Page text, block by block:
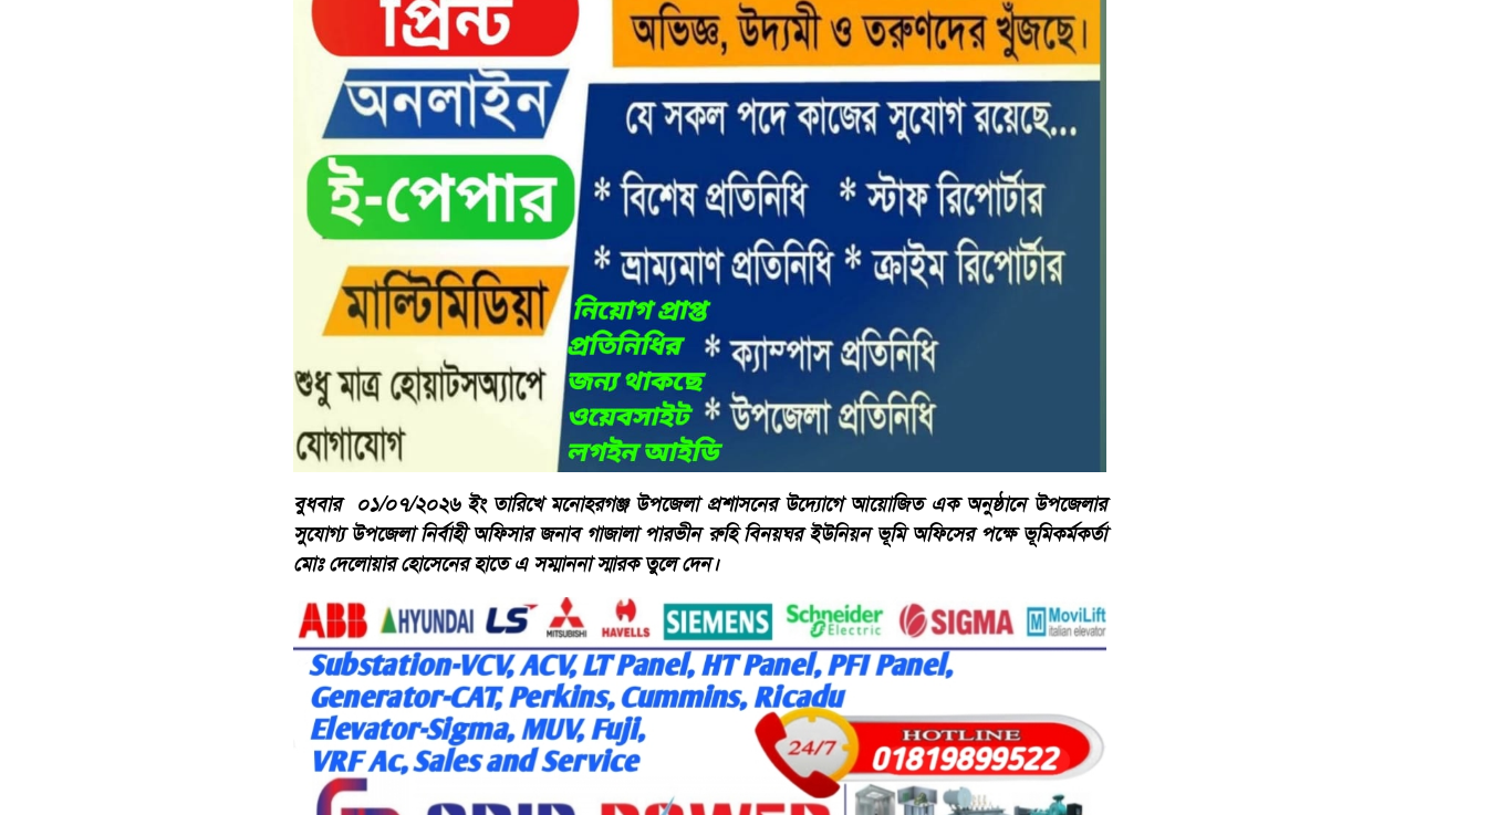
বুধবার ০১/০৭/২০২৬ ইং তারিখে মনোহরগঞ্জ উপজেলা প্রশাসনের উদ্যোগে আয়োজিত এক অনুষ্ঠানে উপজেলার
সুযোগ্য উপজেলা নির্বাহী অফিসার জনাব গাজালা পারভীন রুহি বিনয়ঘর ইউনিয়ন ভূমি অফিসের পক্ষে ভূমিকর্মকর্তা
মোঃ দেলোয়ার হোসেনের হাতে এ সম্মাননা স্মারক তুলে দেন।